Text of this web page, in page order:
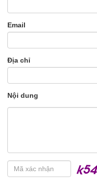
Email
Địa chỉ
Nội dung